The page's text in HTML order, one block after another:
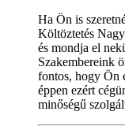
Ha Ön is
Költöztetés
és mondja el
Szakembereink
fontos, hogy Ön
éppen ezért
minőségű